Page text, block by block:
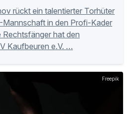
rückt ein talentierter Torhüter
Mannschaft in den Profi-Kader
Rechtsfänger hat den
Kaufbeuren e.V. …
Freepik